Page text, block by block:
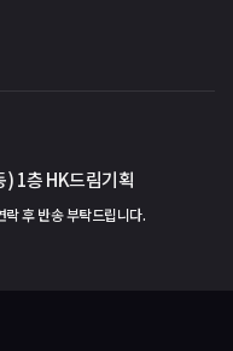
1층 HK드림기획
후 반송 부탁드립니다.